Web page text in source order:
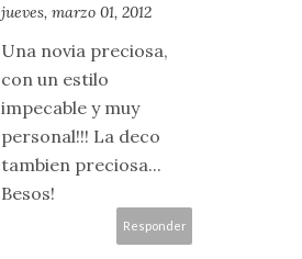
jueves, marzo 01, 2012
Una novia preciosa,
con un estilo
impecable y muy
personal!!! La deco
tambien preciosa...
Besos!
Responder